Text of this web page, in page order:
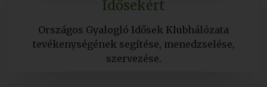
Idősekért
Országos Gyalogló Idősek Klubhálózata
tevékenységének segítése, menedzselése,
szervezése.